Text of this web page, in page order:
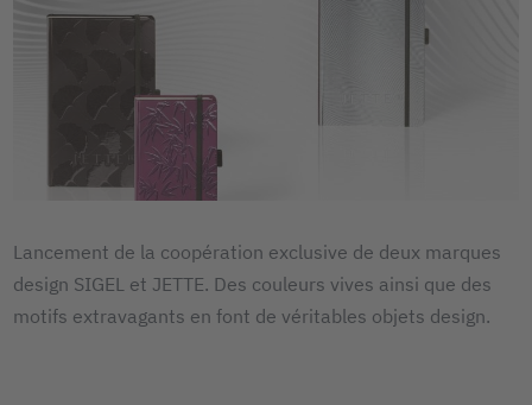
Lancement de la coopération exclusive de deux marques
design SIGEL et JETTE. Des couleurs vives ainsi que des
motifs extravagants en font de véritables objets design.